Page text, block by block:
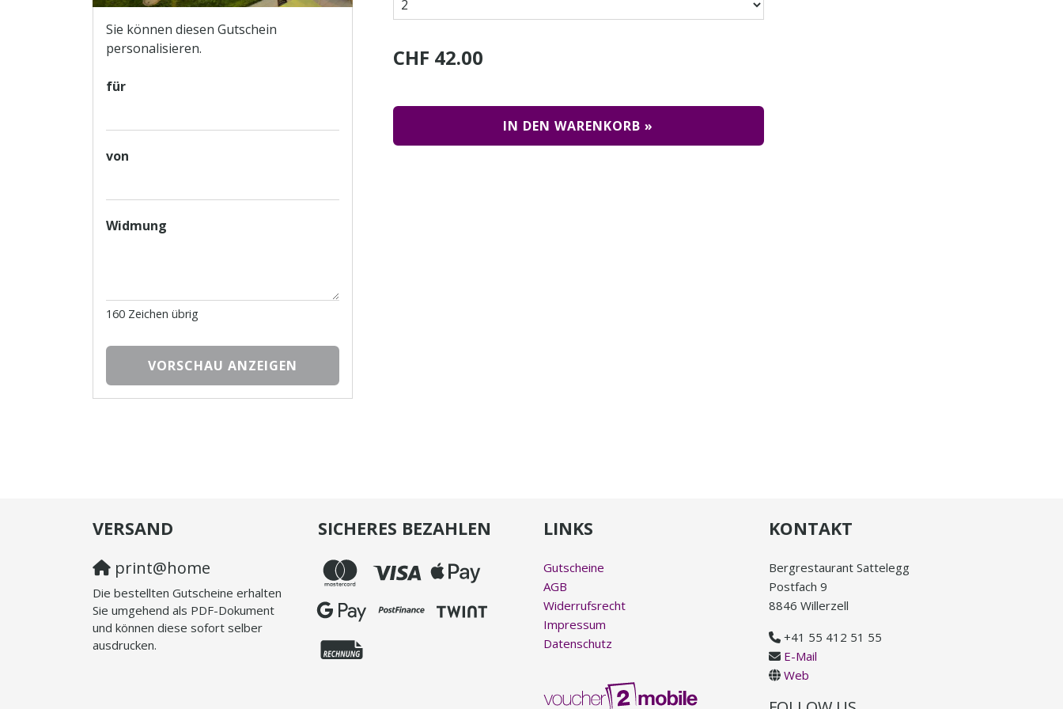
Sie können diesen Gutschein
personalisieren.
für
von
Widmung
160 Zeichen übrig
VORSCHAU ANZEIGEN
CHF 42.00
IN DEN WARENKORB »
VERSAND
print@home
Die bestellten Gutscheine erhalten
Sie umgehend als PDF-Dokument
und können diese sofort selber
ausdrucken.
SICHERES BEZAHLEN LINKS
Gutscheine
AGB
Widerrufsrecht
Impressum
Datenschutz
KONTAKT
Bergrestaurant Sattelegg
Postfach 9
8846 Willerzell
+41 55 412 51 55
E-Mail
Web